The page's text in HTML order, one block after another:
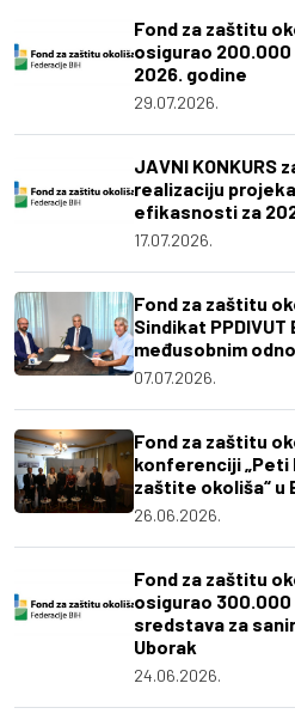
Fond za zaštitu
osigurao 200.000
2026. godine
29.07.2026.
JAVNI KONKURS
realizaciju
efikasnosti za
17.07.2026.
Fond za zaštitu
Sindikat
međusobnim
07.07.2026.
Fond za zaštitu
konferenciji „Peti
zaštite okoliša“ u
26.06.2026.
Fond za zaštitu
osigurao
sredstava za
Uborak
24.06.2026.